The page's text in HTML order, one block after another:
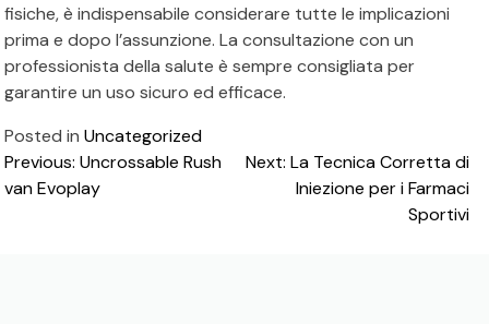
fisiche, è indispensabile considerare tutte le implicazioni
prima e dopo l’assunzione. La consultazione con un
professionista della salute è sempre consigliata per
garantire un uso sicuro ed efficace.
Posted in Uncategorized
Post
navigation
Previous: Uncrossable Rush
van Evoplay
Next: La Tecnica Corretta di
Iniezione per i Farmaci
Sportivi